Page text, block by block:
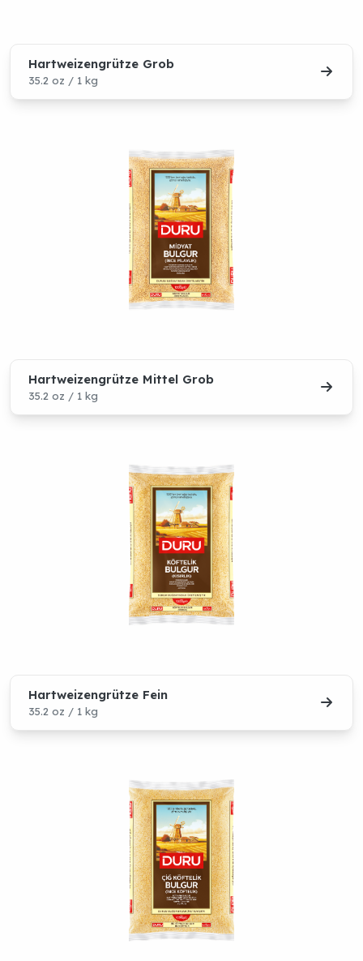
Hartweizengrütze Grob
35.2 oz / 1 kg
Hartweizengrütze Mittel Grob
35.2 oz / 1 kg
Hartweizengrütze Fein
35.2 oz / 1 kg